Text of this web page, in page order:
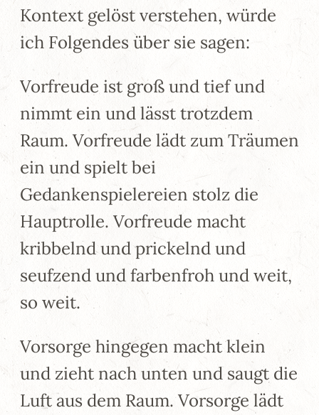
Kontext gelöst verstehen, würde
ich Folgendes über sie sagen:
Vorfreude ist groß und tief und
nimmt ein und lässt trotzdem
Raum. Vorfreude lädt zum Träumen
ein und spielt bei
Gedankenspielereien stolz die
Hauptrolle. Vorfreude macht
kribbelnd und prickelnd und
seufzend und farbenfroh und weit,
so weit.
Vorsorge hingegen macht klein
und zieht nach unten und saugt die
Luft aus dem Raum. Vorsorge lädt